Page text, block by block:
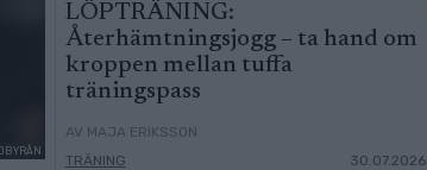
LÖPTRÄNING:
Återhämtningsjogg – ta hand om
kroppen mellan tuffa
träningspass
AV MAJA ERIKSSON
TRÄNING
30.07.2026